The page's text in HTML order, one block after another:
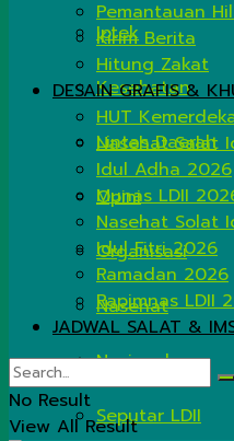
Iptek
Kesehatan
Lintas Daerah
Opini
Organisasi
Nasehat
Nasional
Seputar LDII
Pemantauan
Kirim Berita
Hitung Zakat
DESAIN GRAFIS &
HUT
Nasehat Salat
Idul Adha 2026
Munas LDII
Nasehat Solat
Idul Fitri 2026
Ramadan 2026
Rapimnas LDII
JADWAL SALAT &
No Result
View All Result